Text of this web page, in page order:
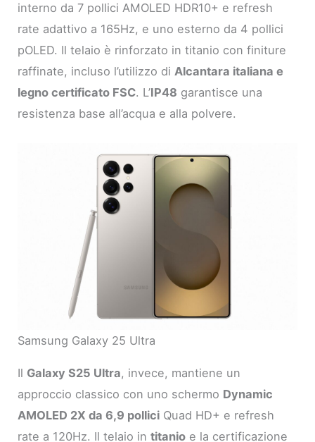
interno da 7 pollici AMOLED HDR10+ e refresh
rate adattivo a 165Hz, e uno esterno da 4 pollici
pOLED. Il telaio è rinforzato in titanio con finiture
raffinate, incluso l’utilizzo diAlcantara italiana e
legno certificato FSC. L’IP48 garantisce una
resistenza base all’acqua e alla polvere.
Samsung Galaxy 25 Ultra
Il Galaxy S25 Ultra, invece, mantiene un
approccio classico con uno schermo Dynamic
AMOLED 2X da 6,9 pollici Quad HD+ e refresh
rate a 120Hz. Il telaio intitanio e la certificazione